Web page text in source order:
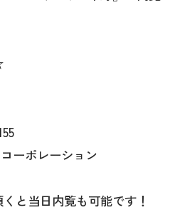
ポレーション
当日内覧も可能です！